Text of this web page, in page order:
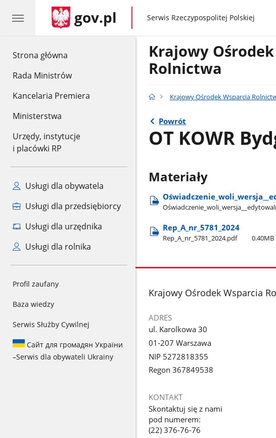
Strona główna
Rada Ministrów
Kancelaria Premiera
Ministerstwa
Urzędy, instytucje
i placówki RP
Usługi dla obywatela
Usługi dla przedsiębiorcy
Usługi dla urzędnika
Usługi dla rolnika
Profil zaufany
Baza wiedzy
Serwis Służby Cywilnej
Сайт для громадян України
–Serwis dla obywateli Ukrainy
gov.pl gov.pl
Serwis Rzeczypospolitej Polskiej
Krajowy
Rolnictwa
Krajowy Ośrodek Wsparcia
Powrót
OT KOWR
Materiały
Rep​_A​_nr​_5781​_2024
Rep​_A​_nr​_5781​_2024.pdf 0.40MB
stopka
Krajowy Ośrodek Wsparcia
ADRES
ul. Karolkowa 30
01-207 Warszawa
NIP 5272818355
Regon 367849538
KONTAKT
Skontaktuj się z nami
pod numerem:
(22) 376-76-76